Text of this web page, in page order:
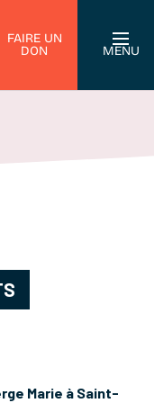
FAIRE UN
DON
MENU
Marie à Saint-